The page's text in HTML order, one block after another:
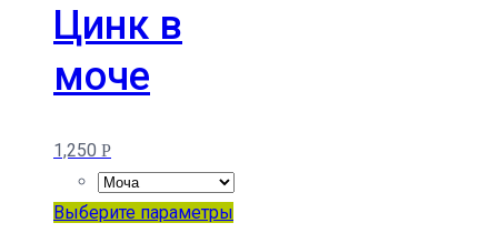
странице
Цинк в
моче
1,250 Р
Выберите параметры